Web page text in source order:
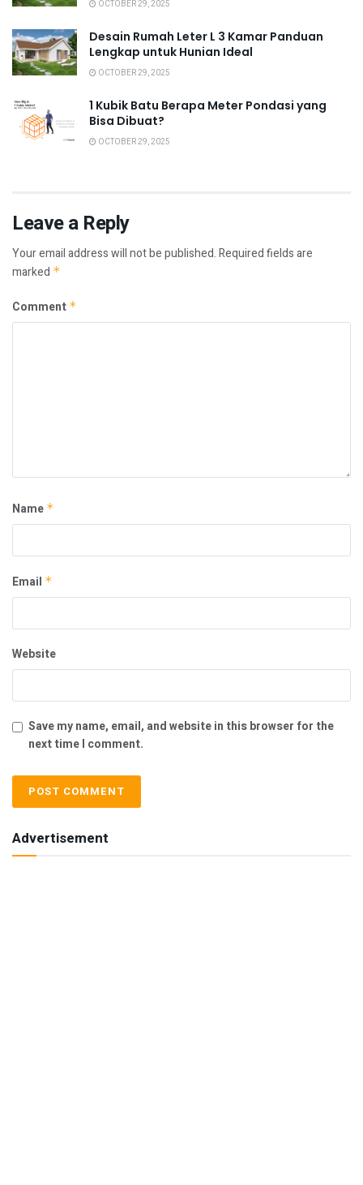
OCTOBER 29, 2025
Desain Rumah Leter L 3 Kamar Panduan
Lengkap untuk Hunian Ideal
OCTOBER 29, 2025
1 Kubik Batu Berapa Meter Pondasi yang
Bisa Dibuat?
OCTOBER 29, 2025
Leave a Reply
Your email address will not be published.Required fields are
marked *
Comment *
Name *
Email *
Website
Save my name, email, and website in this browser for the
next time I comment.
Advertisement